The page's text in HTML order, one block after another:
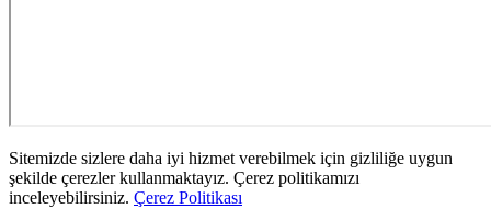
Sitemizde sizlere daha iyi hizmet verebilmek için gizliliğe uygun
şekilde çerezler kullanmaktayız. Çerez politikamızı
inceleyebilirsiniz. Çerez Politikası